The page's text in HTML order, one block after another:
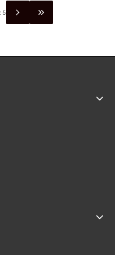
STRONY Z PRODUKTAMI
5 PRZEJDŹ DO